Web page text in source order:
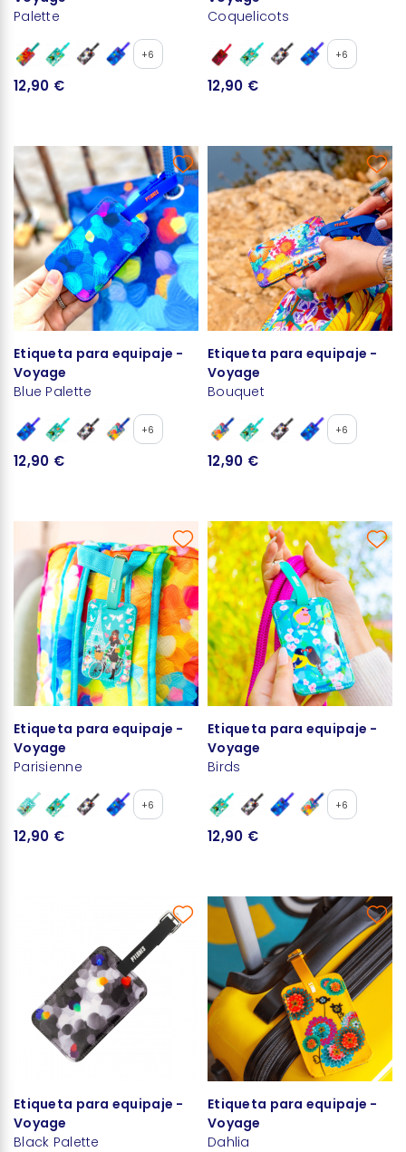
Palette
+6
12,90 €
Coquelicots
+6
12,90 €
Etiqueta para equipaje -
Voyage
Blue Palette
+6
12,90 €
Etiqueta para equipaje -
Voyage
Bouquet
+6
12,90 €
Etiqueta para equipaje -
Voyage
Parisienne
+6
12,90 €
Etiqueta para equipaje -
Voyage
Birds
+6
12,90 €
Etiqueta para equipaje -
Voyage
Black Palette
Etiqueta para equipaje -
Voyage
Dahlia